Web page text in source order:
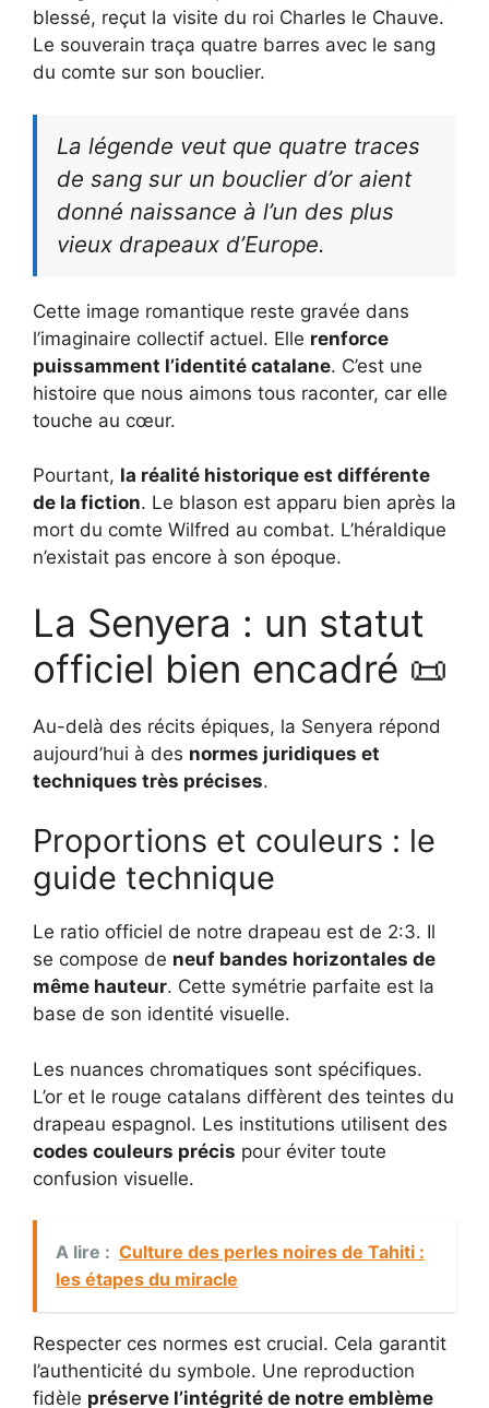
blessé, reçut la visite du roi Charles le Chauve.
Le souverain traça quatre barres avec le sang
du comte sur son bouclier.
La légende veut que quatre traces
de sang sur un bouclier d’or aient
donné naissance à l’un des plus
vieux drapeaux d’Europe.
Cette image romantique reste gravée dans
l’imaginaire collectif actuel. Elle renforce
puissamment l’identité catalane. C’est une
histoire que nous aimons tous raconter, car elle
touche au cœur.
Pourtant, la réalité historique est différente
de la fiction. Le blason est apparu bien après la
mort du comte Wilfred au combat. L’héraldique
n’existait pas encore à son époque.
La Senyera : un statut
officiel bien encadré 📜
Au-delà des récits épiques, la Senyera répond
aujourd’hui à des normes juridiques et
techniques très précises.
Proportions et couleurs : le
guide technique
Le ratio officiel de notre drapeau est de 2:3. Il
se compose de neuf bandes horizontales de
même hauteur. Cette symétrie parfaite est la
base de son identité visuelle.
Les nuances chromatiques sont spécifiques.
L’or et le rouge catalans diffèrent des teintes du
drapeau espagnol. Les institutions utilisent des
codes couleurs précis pour éviter toute
confusion visuelle.
A lire : Culture des perles noires de Tahiti :
les étapes du miracle
Respecter ces normes est crucial. Cela garantit
l’authenticité du symbole. Une reproduction
fidèle préserve l’intégrité de notre emblème